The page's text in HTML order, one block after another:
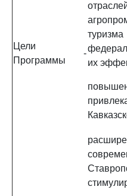
Цели
Программы
-
их